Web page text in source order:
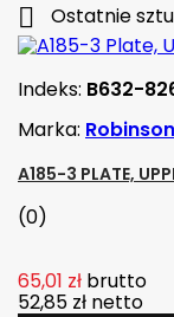
 Ostatnie
Indeks: B632-
Marka:
A185-3 PLATE,
(0)
65,01 zł brutto
52,85 zł netto